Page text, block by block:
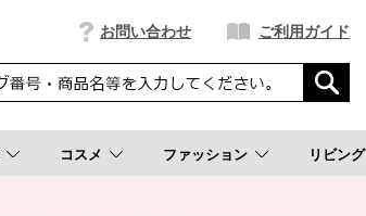
お問い合わせ ご利用ガイド
コスメ ファッション リビング